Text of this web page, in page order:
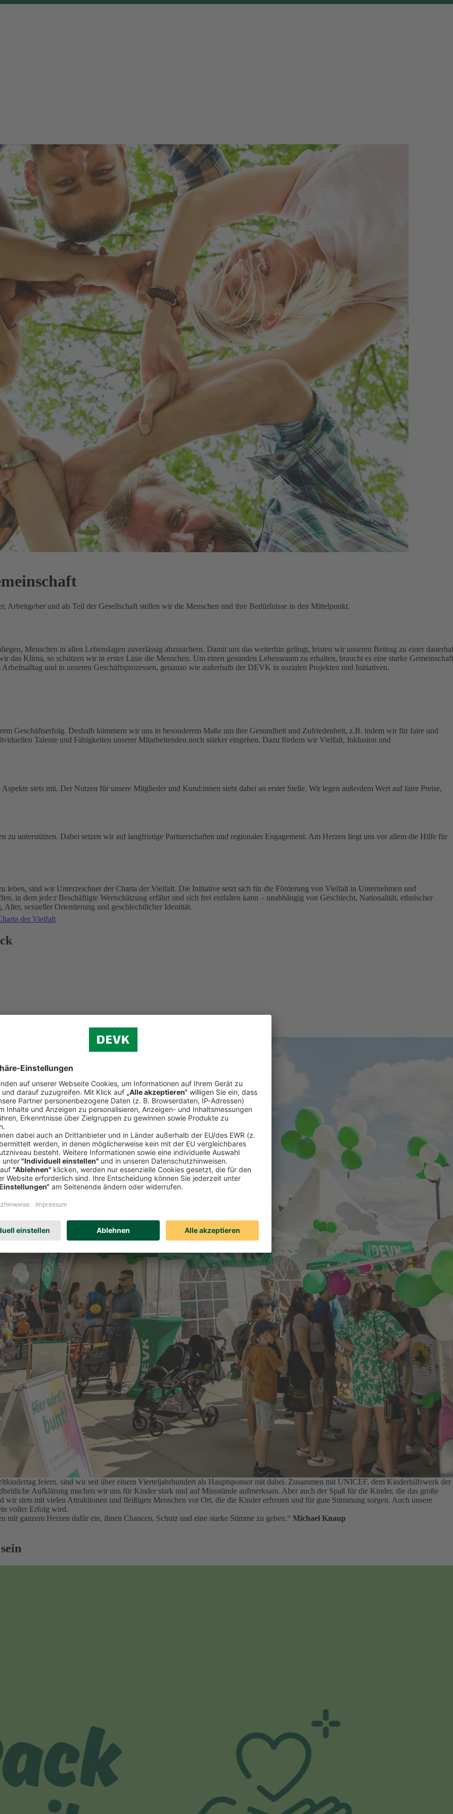
Arbeitgeber und als Teil der Gesellschaft stellen wir die Menschen und ihre Bedürfnisse in den Mittelpunkt.
Menschen in allen Lebenslagen zuverlässig abzusichern. Damit uns das weiterhin gelingt, leisten wir unseren Beitrag zu einer
das Klima, so schützen wir in erster Linie die Menschen. Um einen gesunden Lebensraum zu erhalten, braucht es eine starke
und in unseren Geschäftsprozessen, genauso wie außerhalb der DEVK in sozialen Projekten und Initiativen.
Geschäftserfolg. Deshalb kümmern wir uns in besonderem Maße um ihre Gesundheit und Zufriedenheit, z.B. indem wir für faire und
Talente und Fähigkeiten unserer Mitarbeitenden noch stärker eingehen. Dazu fördern wir Vielfalt, Inklusion und
stets mit. Der Nutzen für unsere Mitglieder und Kund:innen steht dabei an erster Stelle. Wir legen außerdem Wert auf faire Preise,
zu unterstützen. Dabei setzen wir auf langfristige Partnerschaften und regionales Engagement. Am Herzen liegt uns vor allem die Hilfe für
leben, sind wir Unterzeichner der Charta der Vielfalt. Die Initiative setzt sich für die Förderung von Vielfalt in Unternehmen und
in dem jede:r Beschäftigte Wertschätzung erfährt und sich frei entfalten kann – unabhängig von Geschlecht, Nationalität, ethnischer
sexueller Orientierung und geschlechtlicher Identität.
der Vielfalt
Weltkindertag
feiern, sind wir seit über einem Vierteljahrhundert als Hauptsponsor mit dabei. Zusammen mit UNICEF, dem Kinderhilfswerk der
Aufklärung machen wir uns für Kinder stark und auf Missstände aufmerksam. Aber auch der Spaß für die Kinder, die das große
wir stets mit vielen Attraktionen und fleißigen Menschen vor Ort, die die Kinder erfreuen und für gute Stimmung sorgen. Auch unsere
voller Erfolg wird.
mit ganzem Herzen dafür ein, ihnen Chancen, Schutz und eine starke Stimme zu geben.“ Michael Knaup